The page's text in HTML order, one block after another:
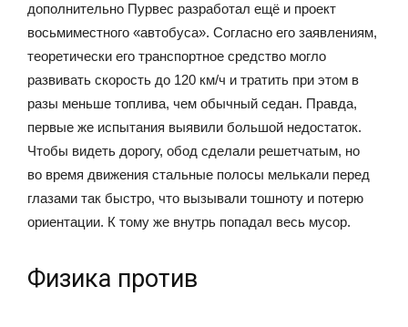
дополнительно Пурвес разработал ещё и проект
восьмиместного «автобуса». Согласно его заявлениям,
теоретически его транспортное средство могло
развивать скорость до 120 км/ч и тратить при этом в
разы меньше топлива, чем обычный седан. Правда,
первые же испытания выявили большой недостаток.
Чтобы видеть дорогу, обод сделали решетчатым, но
во время движения стальные полосы мелькали перед
глазами так быстро, что вызывали тошноту и потерю
ориентации. К тому же внутрь попадал весь мусор.
Физика против